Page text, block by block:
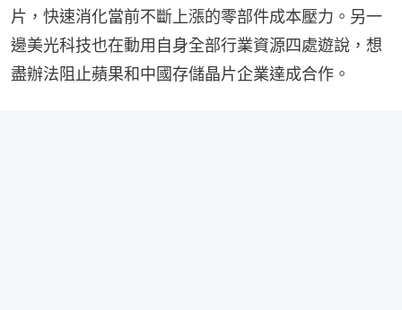
片，快速消化當前不斷上漲的零部件成本壓力。另一
邊美光科技也在動用自身全部行業資源四處遊說，想
盡辦法阻止蘋果和中國存儲晶片企業達成合作。